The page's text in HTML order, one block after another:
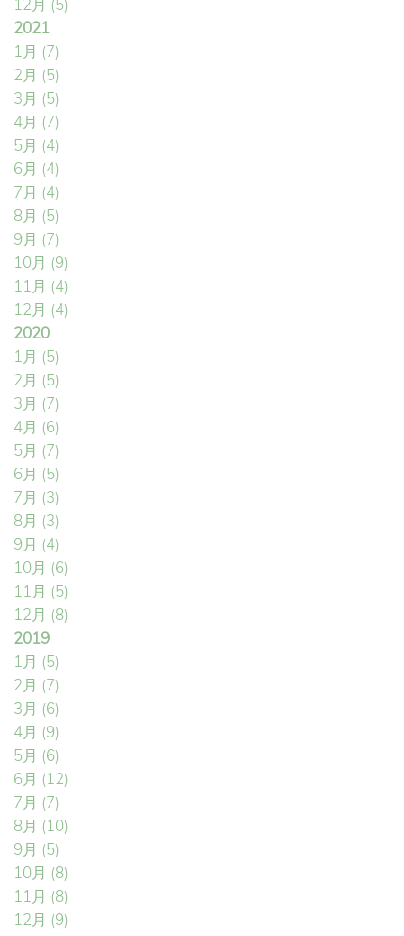
12月 (5)
2021
1月 (7)
2月 (5)
3月 (5)
4月 (7)
5月 (4)
6月 (4)
7月 (4)
8月 (5)
9月 (7)
10月 (9)
11月 (4)
12月 (4)
2020
1月 (5)
2月 (5)
3月 (7)
4月 (6)
5月 (7)
6月 (5)
7月 (3)
8月 (3)
9月 (4)
10月 (6)
11月 (5)
12月 (8)
2019
1月 (5)
2月 (7)
3月 (6)
4月 (9)
5月 (6)
6月 (12)
7月 (7)
8月 (10)
9月 (5)
10月 (8)
11月 (8)
12月 (9)